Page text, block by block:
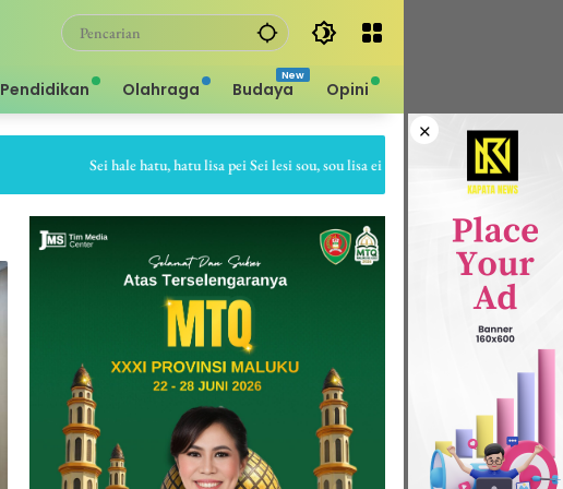
Pendidikan Olahraga Budaya Opini
×
Sei hale hatu, hatu lisa pei Sei lesi sou, sou lisa ei Sapa bale batu, batu gepe dia Sapa